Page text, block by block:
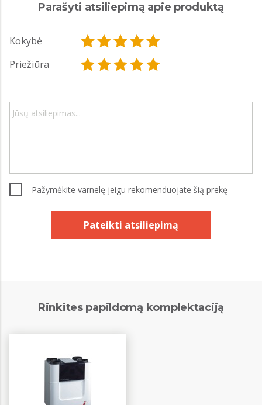
Parašyti atsiliepimą apie produktą
Kokybė
Priežiūra
Pažymėkite varnelę jeigu rekomenduojate šią prekę
Pateikti atsiliepimą
Rinkites papildomą komplektaciją